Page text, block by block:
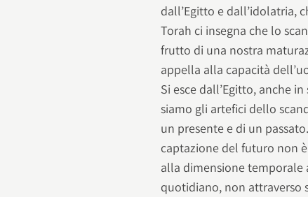
dall’Egitto e dall’idolatria,
Torah ci insegna che lo
frutto di una nostra
appella alla capacità
Si esce dall’Egitto, anche
siamo gli artefici dello
un presente e di un
captazione del futuro non
alla dimensione
quotidiano, non attraverso